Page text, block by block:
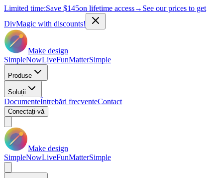
Limited time:Save $145on lifetime access→ See our prices to get
DivMagic with discounts!
Make design
SimpleNowLiveFunMatterSimple
Produse
Soluții
DocumenteÎntrebări frecventeContact
Conectați-vă
Make design
SimpleNowLiveFunMatterSimple